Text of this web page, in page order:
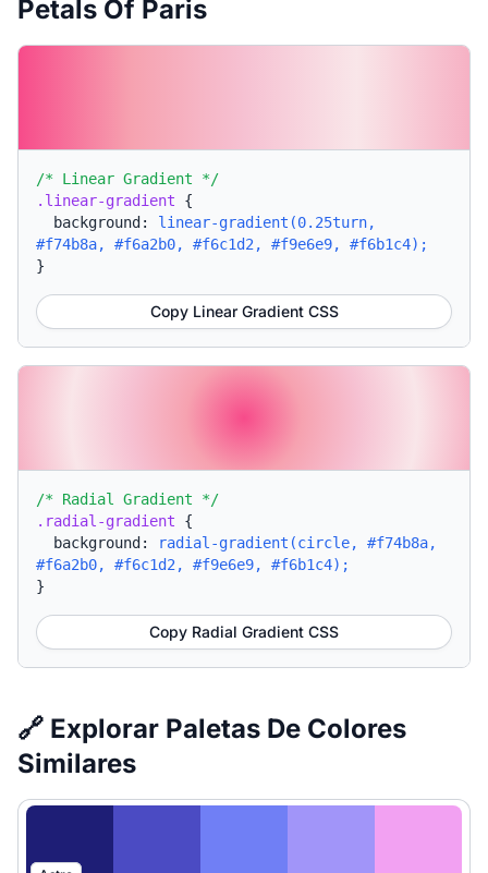
Petals Of Paris
/* Linear Gradient */
.linear-gradient {
background: linear-gradient(0.25turn,
#f74b8a, #f6a2b0, #f6c1d2, #f9e6e9, #f6b1c4);
}
Copy Linear Gradient CSS
/* Radial Gradient */
.radial-gradient {
background:
radial-gradient(circle, #f74b8a,
#f6a2b0, #f6c1d2, #f9e6e9, #f6b1c4);
}
Copy Radial Gradient CSS
🔗 Explorar Paletas De Colores
Similares